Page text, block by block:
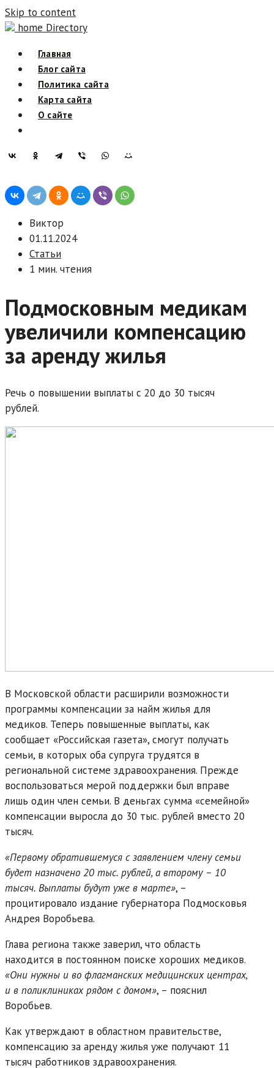
Skip to content
home Directory
Главная
Блог сайта
Политика сайта
Карта сайта
О сайте
Виктор
01.11.2024
Статьи
1 мин. чтения
Подмосковным медикам
увеличили компенсацию
за аренду жилья
Речь о повышении выплаты с 20 до 30 тысяч
рублей.
В Московской области расширили возможности
программы компенсации за найм жилья для
медиков. Теперь повышенные выплаты, как
сообщает «Российская газета», смогут получать
семьи, в которых оба супруга трудятся в
региональной системе здравоохранения. Прежде
воспользоваться мерой поддержки был вправе
лишь один член семьи. В деньгах сумма «семейной»
компенсации выросла до 30 тыс. рублей вместо 20
тысяч.
«Первому обратившемуся с заявлением члену семьи
будет назначено 20 тыс. рублей, а второму – 10
тысяч. Выплаты будут уже в марте», –
процитировало издание губернатора Подмосковья
Андрея Воробьева.
Глава региона также заверил, что область
находится в постоянном поиске хороших медиков.
«Они нужны и во флагманских медицинских центрах,
и в поликлиниках рядом с домом», – пояснил
Воробьев.
Как утверждают в областном правительстве,
компенсацию за аренду жилья уже получают 11
тысяч работников здравоохранения.